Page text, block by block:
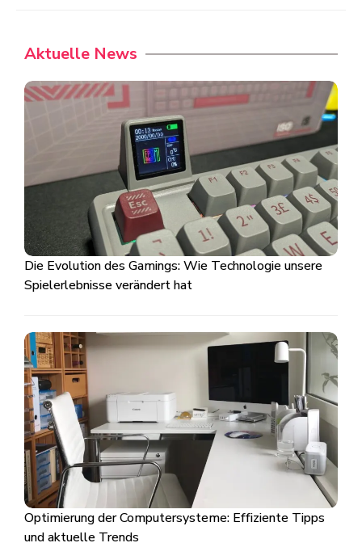
Aktuelle News
Die Evolution des Gamings: Wie Technologie unsere
Spielerlebnisse verändert hat
Optimierung der Computersysteme: Effiziente Tipps
und aktuelle Trends